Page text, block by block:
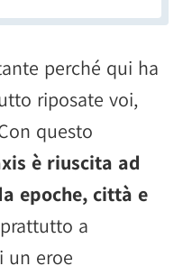
perché qui ha
riposate voi,
questo
è riuscita ad
epoche, città e
a
un eroe